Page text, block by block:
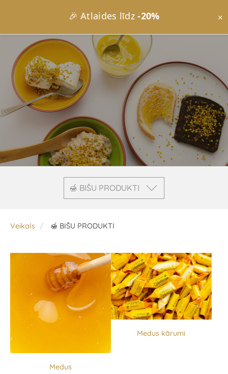
🎉 Atlaides līdz-20% ×
🍯 BIŠU PRODUKTI
Veikals 🍯 BIŠU PRODUKTI
Medus
Medus kārumi